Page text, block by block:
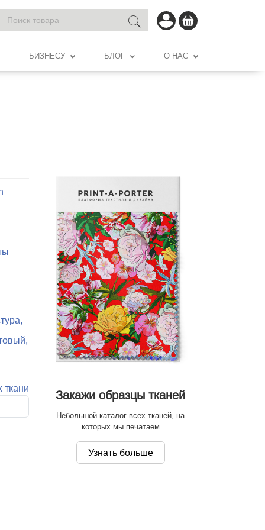
БИЗНЕСУ БЛОГ О НАС
ткани Закажи образцы тканей
Небольшой каталог всех тканей, на
которых мы печатаем
Узнать больше